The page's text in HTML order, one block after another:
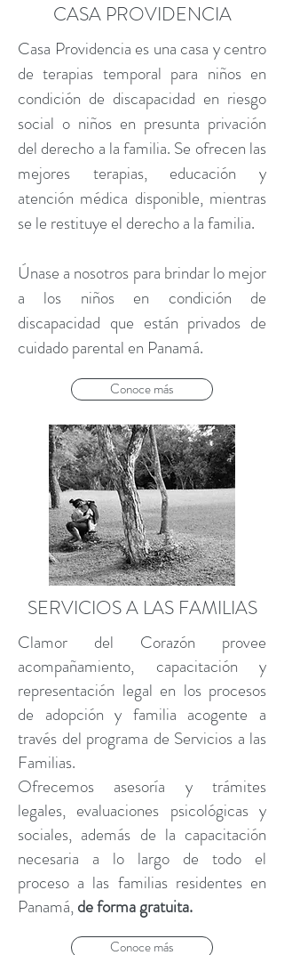
CASA PROVIDENCIA
Casa Providencia es una casa y centro
de terapias temporal para niños en
condición de discapacidad en riesgo
social o niños en presunta privación
del derecho a la familia. Se ofrecen las
mejores terapias, educación y
atención médica disponible, mientras
se le restituye el derecho a la familia.
Únase a nosotros para brindar lo mejor
a los niños en condición de
discapacidad que están privados de
cuidado parental en Panamá.
Conoce más
SERVICIOS A LAS FAMILIAS
Clamor del Corazón provee
acompañamiento, capacitación y
representación legal en los procesos
de adopción y familia acogente a
través del programa de Servicios a las
Familias.
Ofrecemos asesoría y trámites
legales, evaluaciones psicológicas y
sociales, además de la capacitación
necesaria a lo largo de todo el
proceso a las familias residentes en
Panamá,de forma gratuita.
Conoce más